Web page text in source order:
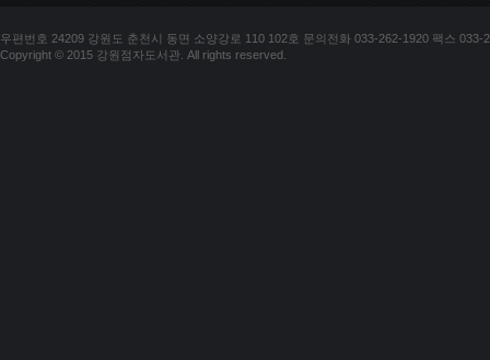
우편번호 24209 강원도 춘천시 동면 소양강로 110 102호 문의전화 033-262-1920 팩스 033-
Copyright © 2015 강원점자도서관. All rights reserved.